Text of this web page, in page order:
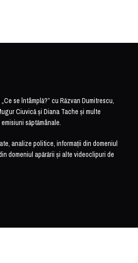
se întâmplă?” cu Răzvan Dumitrescu,
Ciuvică și Diana Tache și multe
săptămânale.
analize politice, informații din domeniul
domeniul apărării și alte videoclipuri de